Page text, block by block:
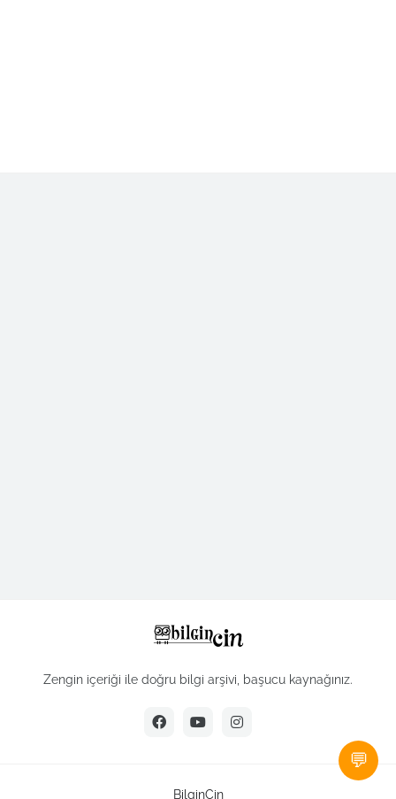
Zengin içeriği ile doğru bilgi arşivi, başucu kaynağınız.
BilginCin
💬